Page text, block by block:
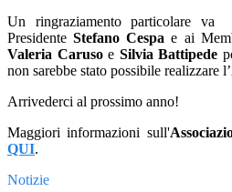
Un ringraziamento particolare
PresidenteStefano Cespa e ai
Valeria Carusoe Silvia Battipede
non sarebbe stato possibile realizzare
Arrivederci al prossimo anno!
Maggiori informazioni sull'
QUI.
Notizie